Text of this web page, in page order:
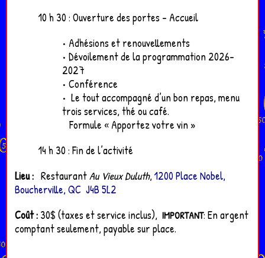
10 h 30 : Ouverture des portes - Accueil
• Adhésions et renouvellements
• Dévoilement de la programmation 2026-
2027
• Conférence
• Le tout accompagné d’un bon repas, menu
trois services, thé ou café.
Formule « Apportez votre vin »
14 h 30 : Fin de l’activité
Lieu : RestaurantAu Vieux Duluth, 1200 Place Nobel,
Boucherville, QC J4B 5L2
Coût : 30$ (taxes et service inclus), IMPORTANT: En argent
comptant seulement, payable sur place.